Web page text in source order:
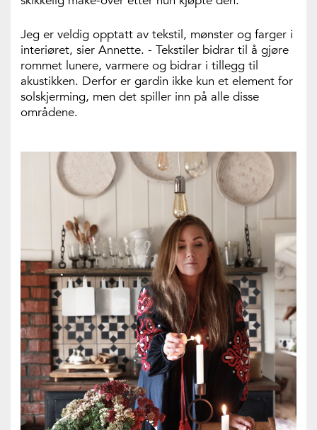
Jeg er veldig opptatt av tekstil, mønster og farger i
interiøret, sier Annette. - Tekstiler bidrar til å gjøre
rommet lunere, varmere og bidrar i tillegg til
akustikken. Derfor er gardin ikke kun et element for
solskjerming, men det spiller inn på alle disse
områdene.